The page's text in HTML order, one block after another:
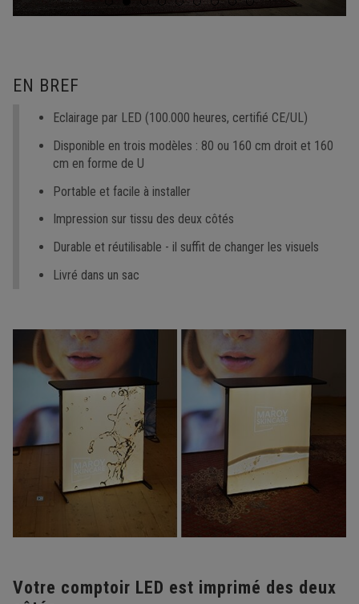
EN BREF
Eclairage par LED (100.000 heures, certifié CE/UL)
Disponible en trois modèles : 80 ou 160 cm droit et 160
cm en forme de U
Portable et facile à installer
Impression sur tissu des deux côtés
Durable et réutilisable - il suffit de changer les visuels
Livré dans un sac
Votre comptoir LED est imprimé des deux